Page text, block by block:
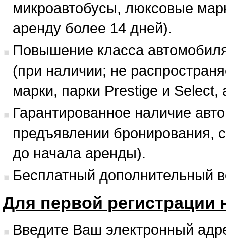
микроавтобусы, люксовые
аренду более 14 дней).
Повышение класса
(при наличии; не
марки, парки Prestige и
Гарантированное наличие
предъявлении бронирования,
до начала аренды).
Бесплатный дополнительный
Для первой регистрации
Введите Ваш электронный